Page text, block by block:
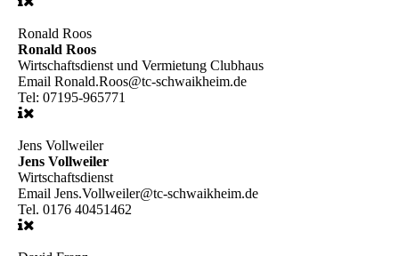
Ronald Roos
Ronald Roos
Wirtschaftsdienst und Vermietung Clubhaus
Email Ronald.Roos@tc-schwaikheim.de
Tel: 07195-965771
Jens Vollweiler
Jens Vollweiler
Wirtschaftsdienst
Email Jens.Vollweiler@tc-schwaikheim.de
Tel. 0176 40451462